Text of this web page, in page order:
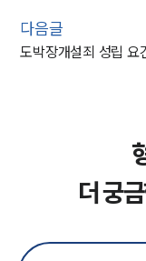
다음글
도박장개설죄 성립 요
더 궁